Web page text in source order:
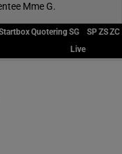
Mme G.
QuoteringSG SPZSZC
Live